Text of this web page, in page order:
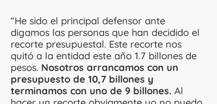
“He sido el principal defensor ante
digamos las personas que han decidido el
recorte presupuestal. Este recorte nos
quitó a la entidad este año 1.7 billones de
pesos. Nosotros arrancamos con un
presupuesto de 10,7 billones y
terminamos con uno de 9 billones. Al